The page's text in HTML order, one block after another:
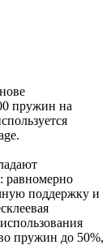
пружин на
равномерно
поддержку и
пружин до 50%,